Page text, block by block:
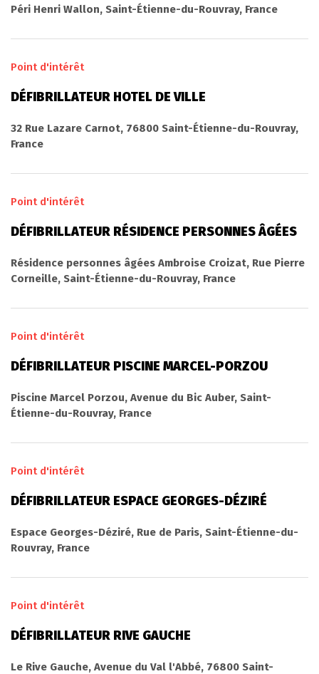
Péri Henri Wallon, Saint-Étienne-du-Rouvray, France
Point d'intérêt
DÉFIBRILLATEUR HOTEL DE VILLE
32 Rue Lazare Carnot, 76800 Saint-Étienne-du-Rouvray,
France
Point d'intérêt
DÉFIBRILLATEUR RÉSIDENCE PERSONNES ÂGÉES
Résidence personnes âgées Ambroise Croizat, Rue Pierre
Corneille, Saint-Étienne-du-Rouvray, France
Point d'intérêt
DÉFIBRILLATEUR PISCINE MARCEL-PORZOU
Piscine Marcel Porzou, Avenue du Bic Auber, Saint-
Étienne-du-Rouvray, France
Point d'intérêt
DÉFIBRILLATEUR ESPACE GEORGES-DÉZIRÉ
Espace Georges-Déziré, Rue de Paris, Saint-Étienne-du-
Rouvray, France
Point d'intérêt
DÉFIBRILLATEUR RIVE GAUCHE
Le Rive Gauche, Avenue du Val l'Abbé, 76800 Saint-